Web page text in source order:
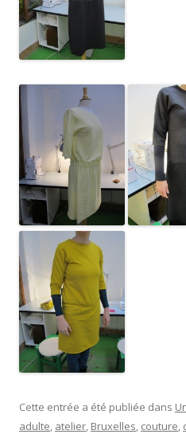
Cette entrée a été publiée dans
adulte atelier Bruxelles couture